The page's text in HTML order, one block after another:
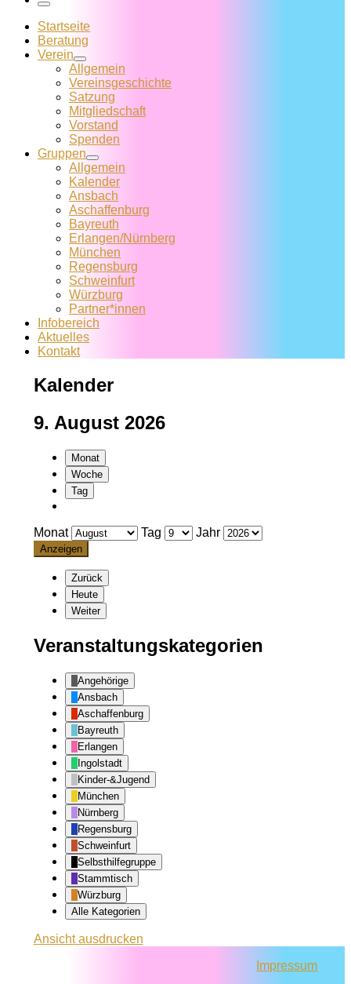
Menü
Startseite
Beratung
Verein
Allgemein
Vereins­geschichte
Satzung
Mitglied­schaft
Vorstand
Spenden
Gruppen
Allgemein
Kalender
Ansbach
Aschaffenburg
Bayreuth
Erlangen/Nürnberg
München
Regensburg
Schweinfurt
Würzburg
Partner*innen
Infobereich
Aktuelles
Kontakt
Kalender
9. August 2026
Monat
Woche
Tag
Monat Tag Jahr
Zurück
Heute
Weiter
Veranstaltungskategorien
Angehörige
Ansbach
Aschaffenburg
Bayreuth
Erlangen
Ingolstadt
Kinder-&Jugend
München
Nürnberg
Regensburg
Schweinfurt
Selbsthilfegruppe
Stammtisch
Würzburg
Alle Kategorien
Ansichtausdrucken
Impressum